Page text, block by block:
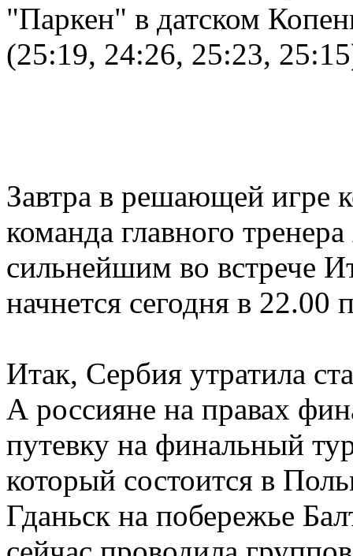
"Паркен" в датском
(25:19, 24:26, 25:23,
Завтра в решающей игре
команда главного
сильнейшим во встрече
начнется сегодня в
Итак, Сербия утратила
А россияне на правах
путевку на финальный
который состоится в
Гданьск на побережье